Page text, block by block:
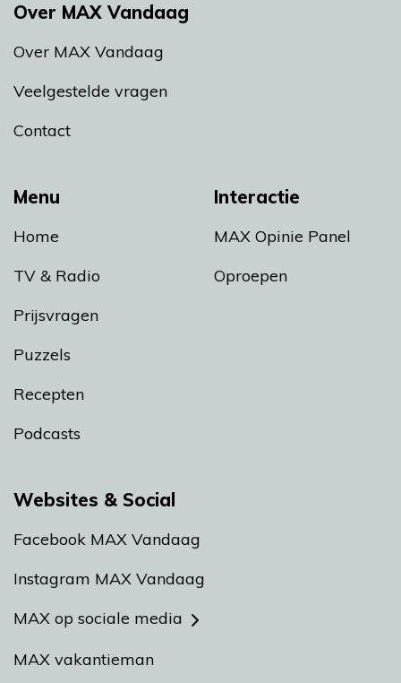
Menu
Home
TV & Radio
Prijsvragen
Puzzels
Recepten
Podcasts
Interactie
MAX Opinie Panel
Oproepen
Over MAX Vandaag
Over MAX Vandaag
Veelgestelde vragen
Contact
Websites & Social
Facebook MAX Vandaag
Instagram MAX Vandaag
MAX op sociale media
MAX vakantieman